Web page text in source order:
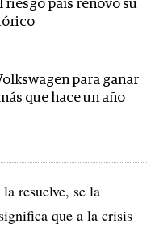
riesgo país renovó su
para ganar
que hace un año
resuelve, se la
que a la crisis